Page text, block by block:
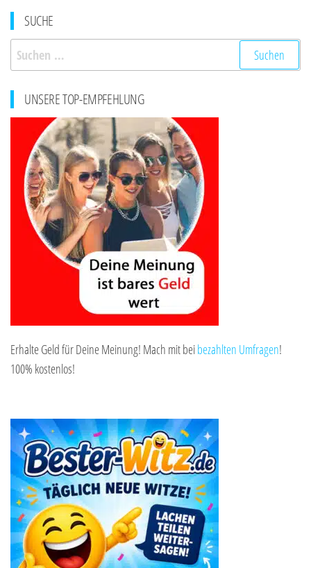
SUCHE
Suchen
nach:
UNSERE TOP-EMPFEHLUNG
Erhalte Geld für Deine Meinung! Mach mit beibezahlten Umfragen!
100% kostenlos!